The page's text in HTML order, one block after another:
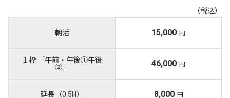
（税込）
朝活 15,000 円
１枠 ［午前・午後①午後
②］
46,000 円
延長（0.5H） 8,000 円